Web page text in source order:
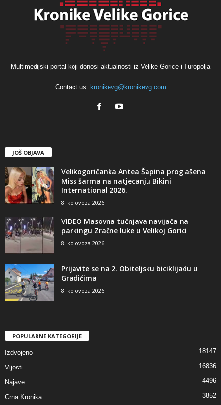
Multimedijski portal koji donosi aktualnosti iz Velike Gorice i Turopolja
Contact us: kronikevg@kronikevg.com
JOŠ OBJAVA
Velikogoričanka Antea Šapina proglašena
Miss šarma na natjecanju Bikini
International 2026.
8. kolovoza 2026
VIDEO Masovna tučnjava navijača na
parkingu Zračne luke u Velikoj Gorici
8. kolovoza 2026
Prijavite se na 2. Obiteljsku biciklijadu u
Gradićima
8. kolovoza 2026
POPULARNE KATEGORIJE
Izdvojeno 18147
Vijesti 16836
Najave 4496
Crna Kronika 3852